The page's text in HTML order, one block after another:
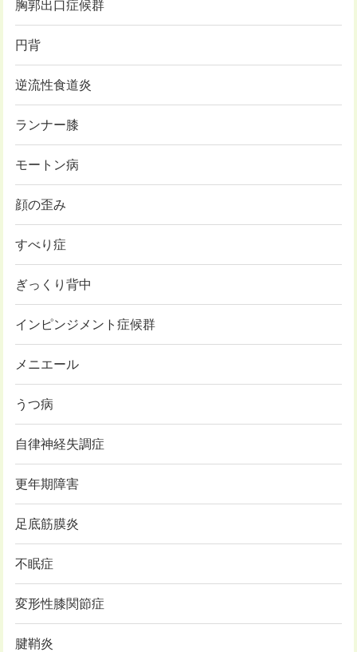
胸郭出口症候群
円背
逆流性食道炎
ランナー膝
モートン病
顔の歪み
すべり症
ぎっくり背中
インピンジメント症候群
メニエール
うつ病
自律神経失調症
更年期障害
足底筋膜炎
不眠症
変形性膝関節症
腱鞘炎